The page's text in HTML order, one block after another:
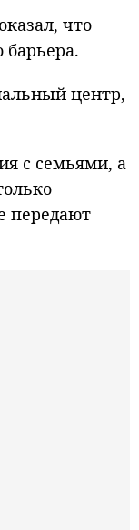
что
центр,
с семьями, а
передают